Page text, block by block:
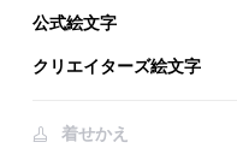
公式絵文字
クリエイターズ絵文字
着せかえ